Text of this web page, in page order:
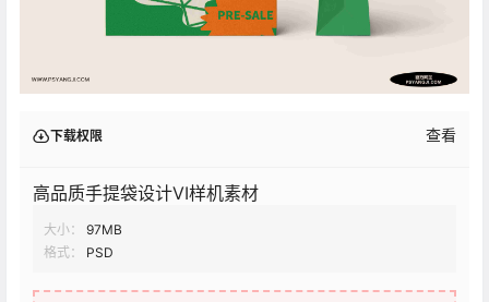
下载权限 查看
高品质手提袋设计VI样机素材
大小：
97MB
格式：
PSD